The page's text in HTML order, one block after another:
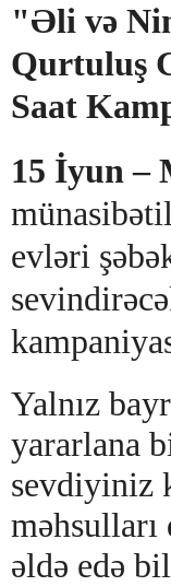
"Əli və
Qurtuluş
Saat
15 İyun –
evləri
Yalnız
yararlana
sevdiyiniz
əldə edə